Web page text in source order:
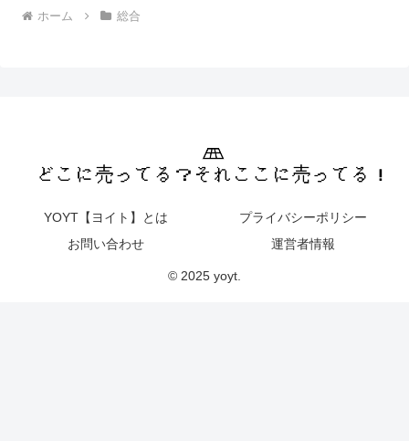
ホーム 総合
YOYT【ヨイト】とは
プライバシーポリシー
お問い合わせ
運営者情報
© 2025 yoyt.